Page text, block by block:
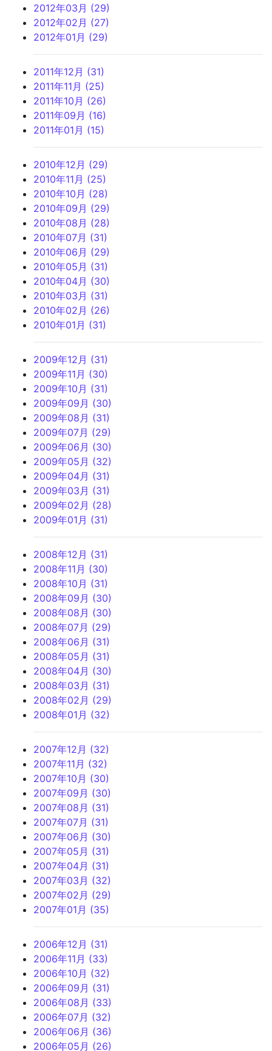
2012年03月 (29)
2012年02月 (27)
2012年01月 (29)
2011年12月 (31)
2011年11月 (25)
2011年10月 (26)
2011年09月 (16)
2011年01月 (15)
2010年12月 (29)
2010年11月 (25)
2010年10月 (28)
2010年09月 (29)
2010年08月 (28)
2010年07月 (31)
2010年06月 (29)
2010年05月 (31)
2010年04月 (30)
2010年03月 (31)
2010年02月 (26)
2010年01月 (31)
2009年12月 (31)
2009年11月 (30)
2009年10月 (31)
2009年09月 (30)
2009年08月 (31)
2009年07月 (29)
2009年06月 (30)
2009年05月 (32)
2009年04月 (31)
2009年03月 (31)
2009年02月 (28)
2009年01月 (31)
2008年12月 (31)
2008年11月 (30)
2008年10月 (31)
2008年09月 (30)
2008年08月 (30)
2008年07月 (29)
2008年06月 (31)
2008年05月 (31)
2008年04月 (30)
2008年03月 (31)
2008年02月 (29)
2008年01月 (32)
2007年12月 (32)
2007年11月 (32)
2007年10月 (30)
2007年09月 (30)
2007年08月 (31)
2007年07月 (31)
2007年06月 (30)
2007年05月 (31)
2007年04月 (31)
2007年03月 (32)
2007年02月 (29)
2007年01月 (35)
2006年12月 (31)
2006年11月 (33)
2006年10月 (32)
2006年09月 (31)
2006年08月 (33)
2006年07月 (32)
2006年06月 (36)
2006年05月 (26)